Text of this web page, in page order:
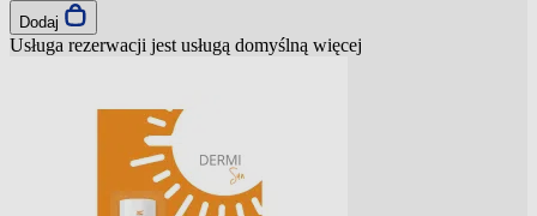
Dodaj
Usługa rezerwacji jest usługą domyślną więcej